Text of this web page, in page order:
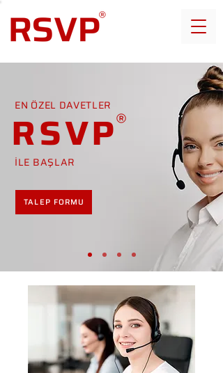
EN ÖZEL DAVETLER
RSVP
İLE BAŞLAR
TALEP FORMU